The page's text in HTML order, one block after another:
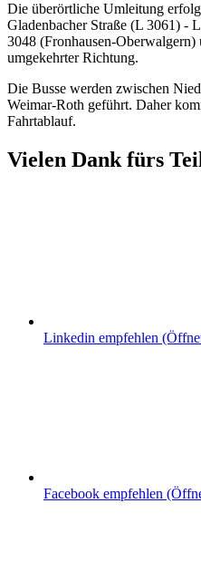
Die überörtliche Umleitung
Gladenbacher Straße (L 3061) -
3048 (Fronhausen-
umgekehrter Richtung.
Die Busse werden zwischen
Weimar-Roth geführt. Daher
Fahrtablauf.
Vielen Dank fürs
Linkedin empfehlen
Facebook empfehlen